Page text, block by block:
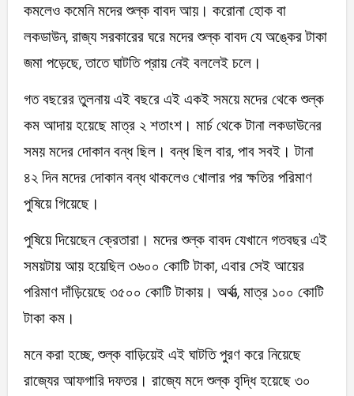
কমলেও কমেনি মদের শুল্ক বাবদ আয়। করোনা হোক বা
লকডাউন, রাজ্য সরকারের ঘরে মদের শুল্ক বাবদ যে অঙ্কের টাকা
জমা পড়েছে, তাতে ঘাটতি প্রায় নেই বললেই চলে।
গত বছরের তুলনায় এই বছরে এই একই সময়ে মদের থেকে শুল্ক
কম আদায় হয়েছে মাত্র ২ শতাংশ। মার্চ থেকে টানা লকডাউনের
সময় মদের দোকান বন্ধ ছিল। বন্ধ ছিল বার, পাব সবই। টানা
৪২ দিন মদের দোকান বন্ধ থাকলেও খোলার পর ক্ষতির পরিমাণ
পুষিয়ে গিয়েছে।
পুষিয়ে দিয়েছেন ক্রেতারা। মদের শুল্ক বাবদ যেখানে গতবছর এই
সময়টায় আয় হয়েছিল ৩৬০০ কোটি টাকা, এবার সেই আয়ের
পরিমাণ দাঁড়িয়েছে ৩৫০০ কোটি টাকায়। অর্থাত্‍, মাত্র ১০০ কোটি
টাকা কম।
মনে করা হচ্ছে, শুল্ক বাড়িয়েই এই ঘাটতি পুরণ করে নিয়েছে
রাজ্যের আফগারি দফতর। রাজ্যে মদে শুল্ক বৃদ্ধি হয়েছে ৩০